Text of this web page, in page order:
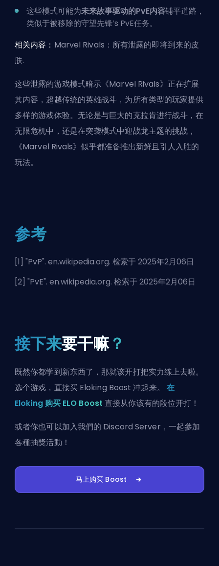
这些模式可能为未来故事驱动的PvE内容铺平道路，
类似于被移除的守望先锋’s PvE任务。
相关内容： Marvel Rivals：所有泄露的即将到来的皮
肤.
这些泄露的游戏模式暗示《Marvel Rivals》正在扩展
其内容，超越传统的英雄战斗，为所有类型的玩家提供
多样的游戏体验。无论是与巨大的克拉肯进行战斗，在
无限危机中，还是在突袭模式中迎战龙主题的挑战，
《Marvel Rivals》似乎都准备推出新鲜且引人入胜的
玩法。
参考
[1] "PvP". en.wikipedia.org. 检索于 2025年2月06日
[2] "PvE". en.wikipedia.org. 检索于 2025年2月06日
接下来要干嘛？
既然你都学到新东西了，那就该开打把实力练上去啦。
选个游戏，直接买 Eloking Boost 冲起来。 在
Eloking 购买 ELO Boost 直接从你该有的段位开打！
或者你也可以加入我們的 Discord Server ，一起參加
各種抽獎活動！
马上购买 Boost